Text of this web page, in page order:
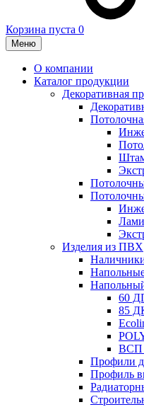
Корзина пуста 0
Меню
О компании
Каталог продукции
Декоративная
Изделия из ПВХ
60
85
Профили
Профиль